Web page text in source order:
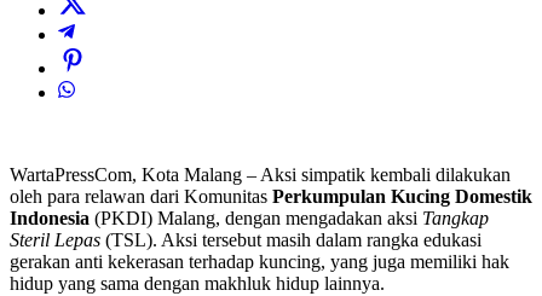
WartaPressCom, Kota Malang – Aksi simpatik kembali dilakukan
oleh para relawan dari Komunitas Perkumpulan Kucing Domestik
Indonesia (PKDI) Malang, dengan mengadakan aksi Tangkap
Steril Lepas (TSL). Aksi tersebut masih dalam rangka edukasi
gerakan anti kekerasan terhadap kuncing, yang juga memiliki hak
hidup yang sama dengan makhluk hidup lainnya.